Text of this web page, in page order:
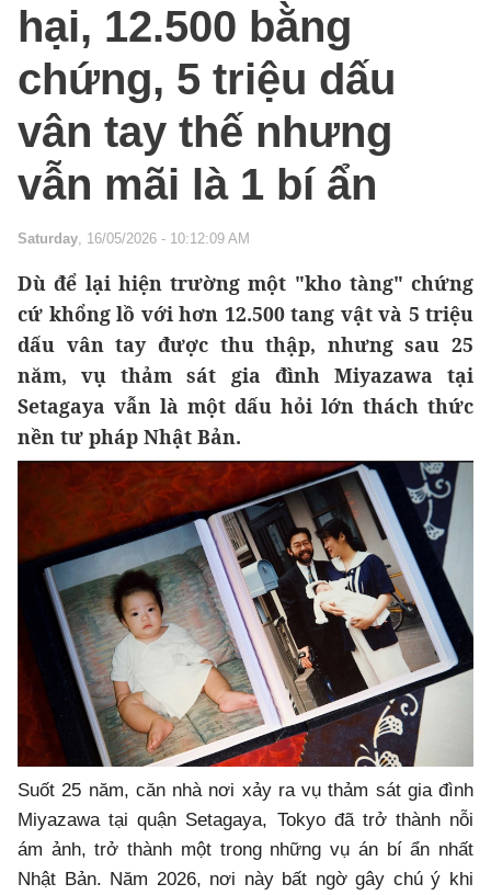
hại, 12.500 bằng
chứng, 5 triệu dấu
vân tay thế nhưng
vẫn mãi là 1 bí ẩn
Saturday, 16/05/2026 - 10:12:09 AM
Dù để lại hiện trường một "kho tàng" chứng
cứ khổng lồ với hơn 12.500 tang vật và 5 triệu
dấu vân tay được thu thập, nhưng sau 25
năm, vụ thảm sát gia đình Miyazawa tại
Setagaya vẫn là một dấu hỏi lớn thách thức
nền tư pháp Nhật Bản.
Suốt 25 năm, căn nhà nơi xảy ra vụ thảm sát gia đình
Miyazawa tại quận Setagaya, Tokyo đã trở thành nỗi
ám ảnh, trở thành một trong những vụ án bí ẩn nhất
Nhật Bản. Năm 2026, nơi này bất ngờ gây chú ý khi